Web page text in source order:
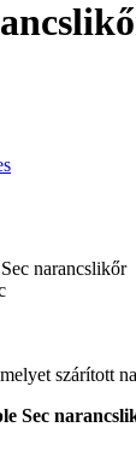
narancslikőr
szárított
Sec